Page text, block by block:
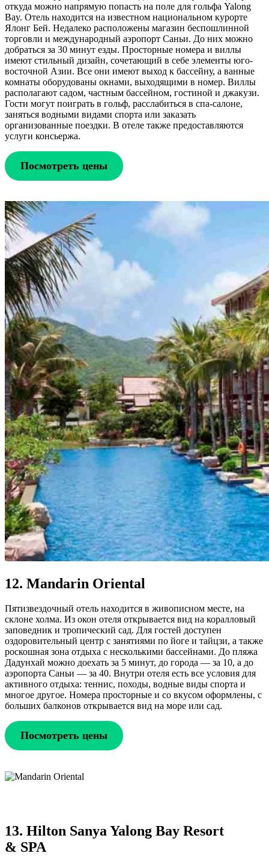
откуда можно напрямую попасть на поле для гольфа Yalong
Bay. Отель находится на известном национальном курорте
Ялонг Бей. Недалеко расположены магазин беспошлинной
торговли и международный аэропорт Саньи. До них можно
добраться за 30 минут езды. Просторные номера и виллы
имеют стильный дизайн, сочетающий в себе элементы юго-
восточной Азии. Все они имеют выход к бассейну, а ванные
комнаты оборудованы окнами, выходящими в номер. Виллы
располагают садом, частным бассейном, гостиной и джакузи.
Гости могут поиграть в гольф, расслабиться в спа-салоне,
заняться водными видами спорта или заказать
организованные поездки. В отеле также предоставляются
услуги консьержа.
Посмотреть цены
12. Mandarin Oriental
Пятизвездочный отель находится в живописном месте, на
склоне холма. Из окон отеля открывается вид на коралловый
заповедник и тропический сад. Для гостей доступен
оздоровительный центр с занятиями по йоге и тайцзи, а также
роскошная зона отдыха с несколькими бассейнами. До пляжа
Дадунхай можно доехать за 5 минут, до города — за 10, а до
аэропорта Саньи — за 40. Внутри отеля есть все условия для
активного отдыха: теннис, походы, водные виды спорта и
многое другое. Номера просторные и со вкусом оформлены, с
больших балконов открывается вид на море или сад.
Посмотреть цены
13. Hilton Sanya Yalong Bay Resort
& SPA